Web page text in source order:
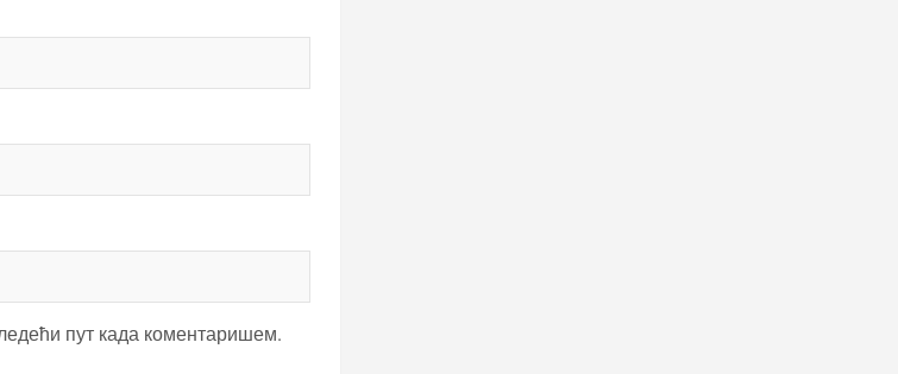
пут када коментаришем.